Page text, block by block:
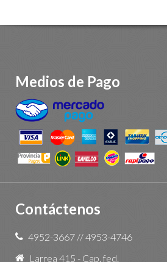
Medios de Pago
Contáctenos
4952-3667 //4953-4746
Larrea 415 - Cap. fed.